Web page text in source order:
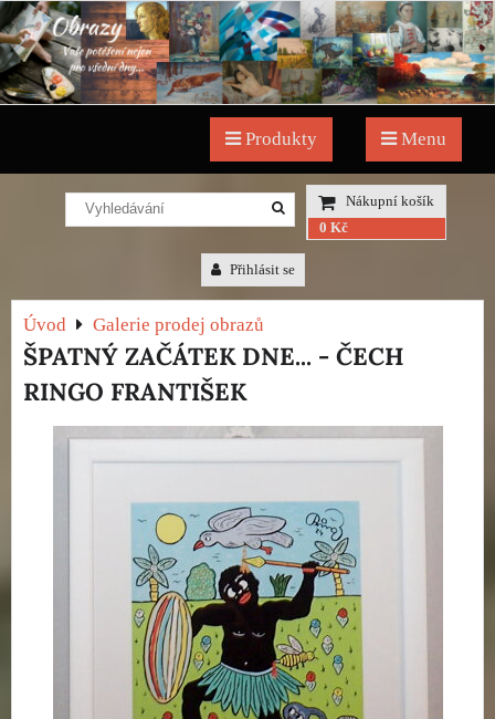
Produkty Menu
Nákupní košík
0 Kč
Přihlásit se
Úvod Galerie prodej obrazů
ŠPATNÝ ZAČÁTEK DNE... - ČECH
RINGO FRANTIŠEK